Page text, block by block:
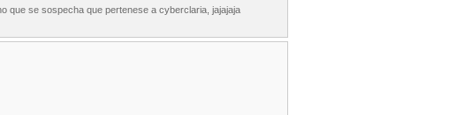
que se sospecha que pertenese a cyberclaria, jajajaja